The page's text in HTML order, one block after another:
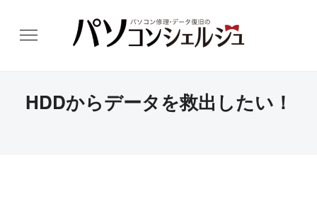
HDDからデータを救出したい！